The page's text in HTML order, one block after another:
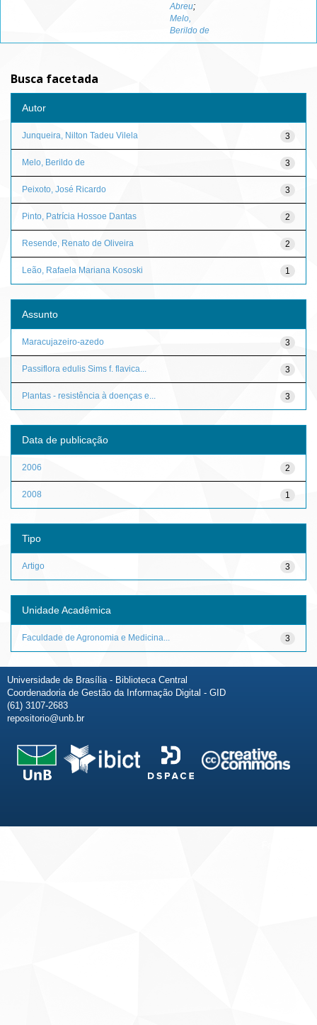
Abreu;
Melo,
Berildo de
Busca facetada
Autor
3
Junqueira, Nilton Tadeu Vilela
3
Melo, Berildo de
3
Peixoto, José Ricardo
2
Pinto, Patrícia Hossoe Dantas
2
Resende, Renato de Oliveira
1
Leão, Rafaela Mariana Kososki
Assunto
3
Maracujazeiro-azedo
3
Passiflora edulis Sims f. flavica...
3
Plantas - resistência à doenças e...
Data de publicação
2
2006
1
2008
Tipo
3
Artigo
Unidade Acadêmica
3
Faculdade de Agronomia e Medicina...
Universidade de Brasília - Biblioteca Central
Coordenadoria de Gestão da Informação Digital - GID
(61) 3107-2683
repositorio@unb.br